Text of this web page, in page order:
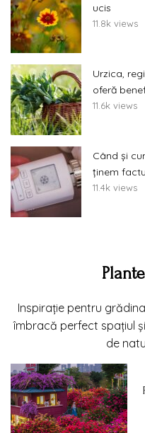
ucis
11.8k views
Urzica,
oferă
11.6k views
Când și
ținem
11.4k views
Inspirație pentru
îmbracă perfect spațiul
de